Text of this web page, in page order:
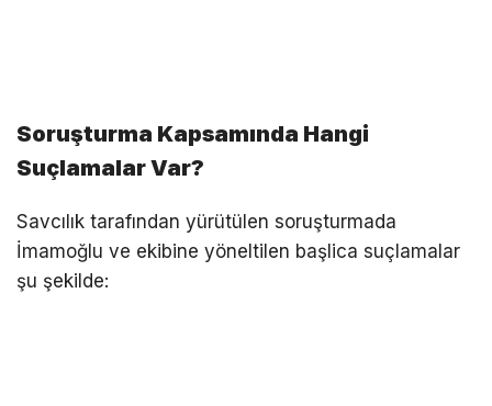
Soruşturma Kapsamında Hangi
Suçlamalar Var?
Savcılık tarafından yürütülen soruşturmada
İmamoğlu ve ekibine yöneltilen başlica suçlamalar
şu şekilde: